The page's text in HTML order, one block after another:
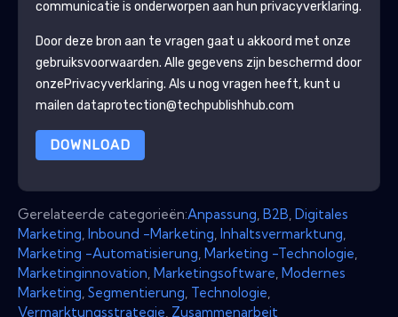
communicatie is onderworpen aan hun privacyverklaring.
Door deze bron aan te vragen gaat u akkoord met onze
gebruiksvoorwaarden. Alle gegevens zijn beschermd door
onzePrivacyverklaring. Als u nog vragen heeft, kunt u
mailen dataprotection@techpublishhub.com
DOWNLOAD
Gerelateerde categorieën:Anpassung B2B Digitales
Marketing Inbound -Marketing Inhaltsvermarktung
Marketing -Automatisierung Marketing -Technologie
Marketinginnovation Marketingsoftware Modernes
Marketing Segmentierung Technologie
Vermarktungsstrategie Zusammenarbeit